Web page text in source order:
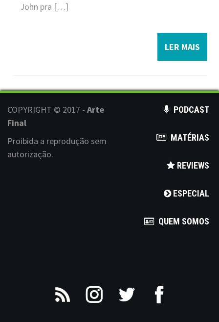
John pra […]
LER MAIS
COPYRIGHT © 2017 - Arte
Final
Proibida a reprodução sem
autorização.
PODCAST
MATÉRIAS
REVIEWS
ESPECIAL
QUEM SOMOS